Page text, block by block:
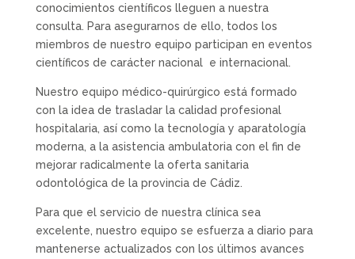
conocimientos científicos lleguen a nuestra
consulta. Para asegurarnos de ello, todos los
miembros de nuestro equipo participan en eventos
científicos de carácter nacional e internacional.
Nuestro equipo médico-quirúrgico está formado
con la idea de trasladar la calidad profesional
hospitalaria, así como la tecnología y aparatología
moderna, a la asistencia ambulatoria con el fin de
mejorar radicalmente la oferta sanitaria
odontológica de la provincia de Cádiz.
Para que el servicio de nuestra clínica sea
excelente, nuestro equipo se esfuerza a diario para
mantenerse actualizados con los últimos avances